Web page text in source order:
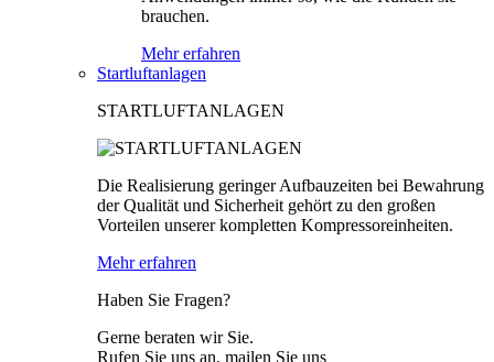
brauchen.
Mehr erfahren
Startluftanlagen
STARTLUFTANLAGEN
Die Realisierung geringer Aufbauzeiten bei Bewahrung
der Qualität und Sicherheit gehört zu den großen
Vorteilen unserer kompletten Kompressoreinheiten.
Mehr erfahren
Haben Sie Fragen?
Gerne beraten wir Sie.
Rufen Sie uns an, mailen Sie uns